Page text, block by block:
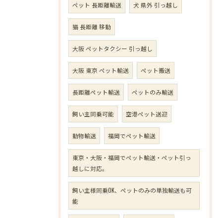
ペット 長距離輸送 犬 県外 引っ越し
猫 長距離 移動
大阪 ペットタクシー 引っ越し
大阪 東京 ペット輸送 ペット搬送
長距離ペット輸送 ペットのみ輸送
飼い主同乗可能 空港ペット送迎
動物輸送 福岡でペット輸送
東京・大阪・福岡でペット輸送・ペット引っ
越しに対応。
飼い主様同乗OK、ペットのみの単独輸送も可
能